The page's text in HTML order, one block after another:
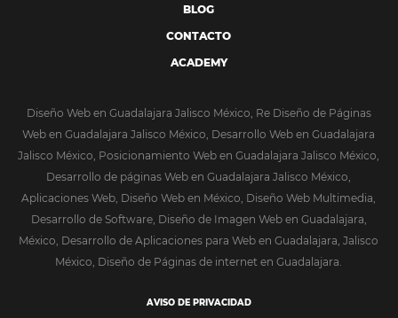
BLOG
CONTACTO
ACADEMY
Diseño Web en Guadalajara Jalisco México, Re Diseño de Páginas
Web en Guadalajara Jalisco México, Desarrollo Web en Guadalajara
Jalisco México, Posicionamiento Web en Guadalajara Jalisco México,
Desarrollo de páginas Web en Guadalajara Jalisco México,
Aplicaciones Web, Diseño Web en México, Diseño Web Multimedia,
Desarrollo de Software, Diseño de Imagen Web en Guadalajara,
México, Desarrollo de Aplicaciones para Web en Guadalajara, Jalisco
México, Diseño de Páginas de internet en Guadalajara.
AVISO DE PRIVACIDAD